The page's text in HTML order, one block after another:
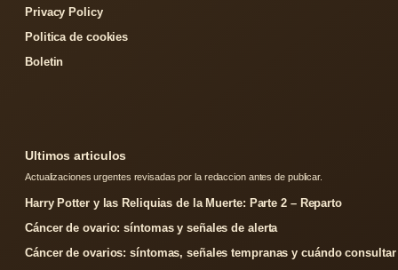
Privacy Policy
Politica de cookies
Boletin
Ultimos articulos
Actualizaciones urgentes revisadas por la redaccion antes de publicar.
Harry Potter y las Reliquias de la Muerte: Parte 2 – Reparto
Cáncer de ovario: síntomas y señales de alerta
Cáncer de ovarios: síntomas, señales tempranas y cuándo consultar